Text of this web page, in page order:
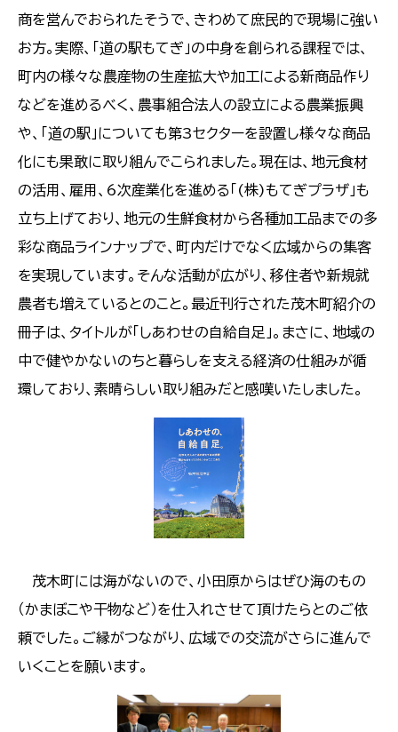
商を営んでおられたそうで、きわめて庶民的で現場に強い
お方。実際、「道の駅もてぎ」の中身を創られる課程では、
町内の様々な農産物の生産拡大や加工による新商品作り
などを進めるべく、農事組合法人の設立による農業振興
や、「道の駅」についても第3セクターを設置し様々な商品
化にも果敢に取り組んでこられました。現在は、地元食材
の活用、雇用、6次産業化を進める「(株)もてぎプラザ」も
立ち上げており、地元の生鮮食材から各種加工品までの多
彩な商品ラインナップで、町内だけでなく広域からの集客
を実現しています。そんな活動が広がり、移住者や新規就
農者も増えているとのこと。最近刊行された茂木町紹介の
冊子は、タイトルが「しあわせの自給自足」。まさに、地域の
中で健やかないのちと暮らしを支える経済の仕組みが循
環しており、素晴らしい取り組みだと感嘆いたしました。
​​​​​​​ 茂木町には海がないので、小田原からはぜひ海のもの
（かまぼこや干物など）を仕入れさせて頂けたらとのご依
頼でした。ご縁がつながり、広域での交流がさらに進んで
いくことを願います。